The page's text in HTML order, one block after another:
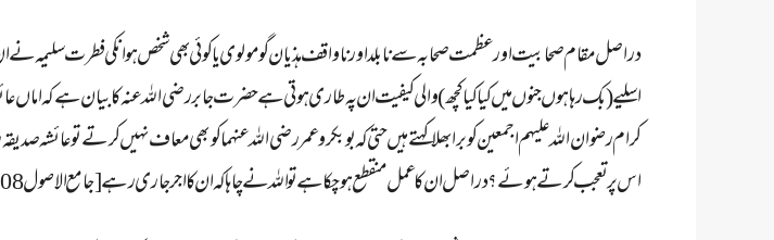
دراصل مقام صحابیت اور عظمت صحابہ سے نابلد اور ناواقف ہذیان گو مولوی یا کوئی بھی شخص ہو انکی فطرت سلیمہ نے
اسلیے (بک رہا ہوں جنوں میں کیا کیا کچھ ) والی کیفیت ان پہ طاری ہوتی ہے حضرت جابر رضی اللہ عنہ کا بیان ہے کہ اماں
کرام رضوان اللہ علیہم اجمعین کو برا بھلا کہتے ہیں حتی کہ بوبکر و عمر رضی اللہ عنہما کو بھی معاف نہیں کرتے تو عائشہ
اس پر تعجب کرتے ہوئے؟ دراصل ان کا عمل منقطع ہوچکا ہے تو اللہ نے چاہا کہ ان کا اجر جاری رہے [جامع الاصول 9/408 ]